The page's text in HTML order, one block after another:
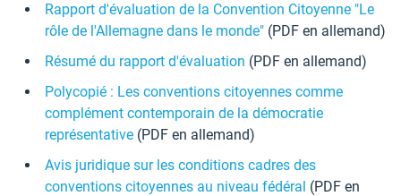
Rapport d'évaluation de la Convention Citoyenne "Le
rôle de l'Allemagne dans le monde" (PDF en allemand)
Résumé du rapport d'évaluation (PDF en allemand)
Polycopié : Les conventions citoyennes comme
complément contemporain de la démocratie
représentative (PDF en allemand)
Avis juridique sur les conditions cadres des
conventions citoyennes au niveau fédéral (PDF en